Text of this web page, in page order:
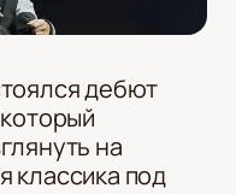
дебют
на
классика под